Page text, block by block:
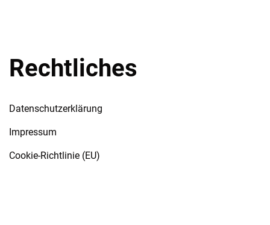
Rechtliches
Datenschutzerklärung
Impressum
Cookie-Richtlinie (EU)